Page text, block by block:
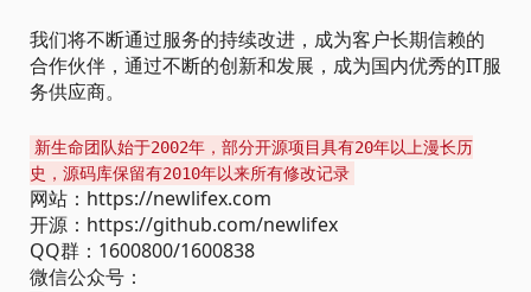
我们将不断通过服务的持续改进，成为客户长期信赖的
合作伙伴，通过不断的创新和发展，成为国内优秀的IT服
务供应商。
新生命团队始于2002年，部分开源项目具有20年以上漫长历
史，源码库保留有2010年以来所有修改记录
网站：https://newlifex.com
开源：https://github.com/newlifex
QQ群：1600800/1600838
微信公众号：